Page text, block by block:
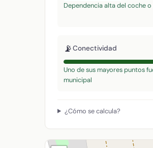
Dependencia alta del coche
📡Conectividad
Uno de sus mayores puntos
municipal
¿Cómo se calcula?